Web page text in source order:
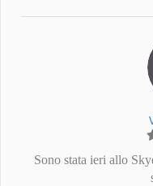
Sono stata ieri allo